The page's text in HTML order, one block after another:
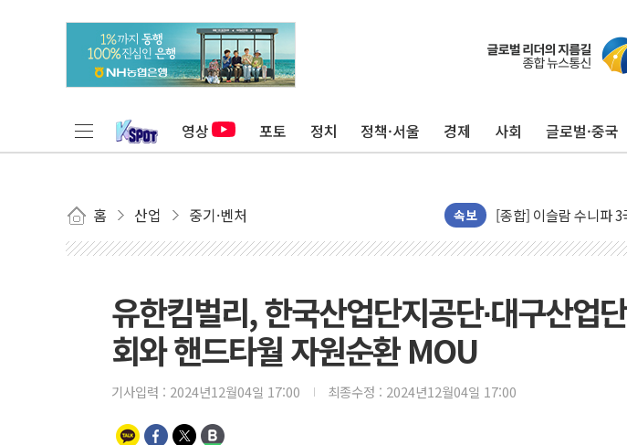
영상 포토 정치 정책·서울 경제 사회 글로벌·중국
홈 산업 중기·벤처 속보
유럽증시, 美 고용 예
미 연준 매파 기세 꺾
트럼프, 백신·자폐증
美 항소법원, 백악관
美 고용 쇼크에 엔화
[AI MY 뉴스] 뉴욕 반
뉴욕증시 프리뷰, 美
뉴욕증시 개장 전 특
유한킴벌리, 한국산업단지공단∙대구산업
회와 핸드타월 자원순환 MOU
기사입력 : 2024년12월04일 17:00 최종수정 : 2024년12월04일 17:00